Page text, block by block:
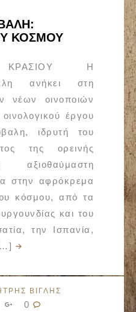
ΚΟΣΜΟΥ
ΚΡΑΣΙΟΥ Η
ανήκει στη
νέων οινοποιών
έργου
ιδρυτή του
της ορεινής
αξιοθαύμαστη
στην αφρόκρεμα
κόσμου, από τα
και του
την Ισπανία,
ΒΙΓΛΗΣ
0